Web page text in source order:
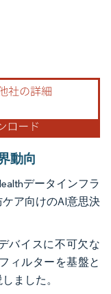
動向
データインフラ
ア向けのAI意思決
バイスに不可欠な
ィルターを基盤と
ました。